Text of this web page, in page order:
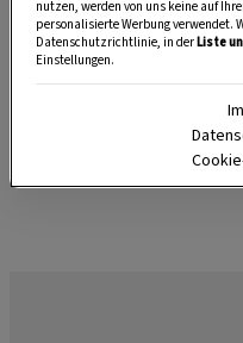
nutzen, werden von uns keine auf
personalisierte Werbung verwendet.
Datenschutzrichtlinie, in derListe
Einstellungen.